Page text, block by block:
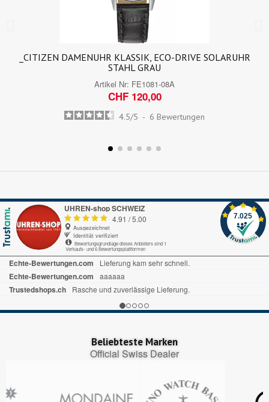
_CITIZEN DAMENUHR KLASSIK, ECO-DRIVE SOLARUHR
STAHL GRAU
Artikel Nr: FE1081-08A
CHF 120,00
4.5/5 - 6 Bewertungen
UHREN-shop SCHWEIZ
4.91 /5.00
Ausgezeichnet
Identität verifiziert
Bewertungsgrundlage dieses Anbieters sind 1
Verkaufs- und 6 Bewertungsplattformen
7.025
Echte-Bewertungen.com Lieferung kam sehr schnell.
Echte-Bewertungen.com aaaaaa
Trustedshops.ch Rasche und zuverlässige Lieferung.
Beliebteste Marken
Official Swiss Dealer